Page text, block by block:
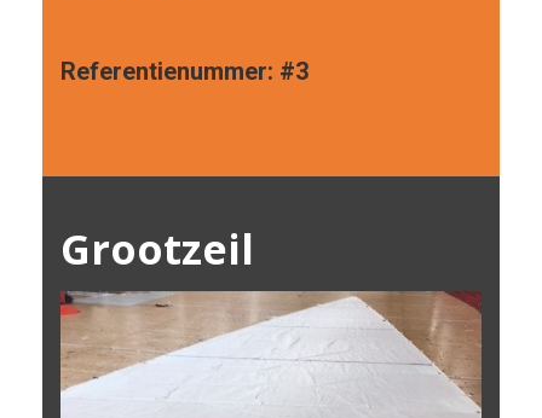
Referentienummer: #3
Grootzeil